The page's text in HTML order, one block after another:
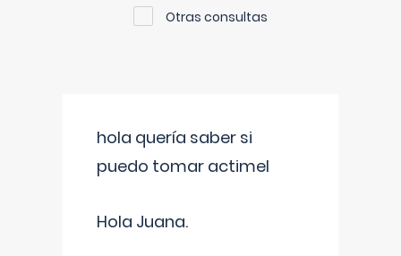
Otras consultas
hola quería saber si
puedo tomar actimel
Hola Juana.